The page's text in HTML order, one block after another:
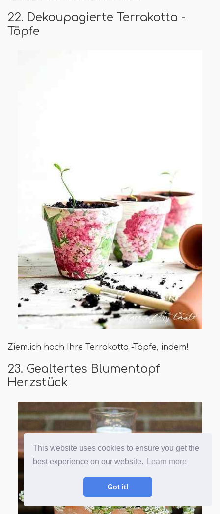
This website uses cookies to ensure you get the
best experience on our website.
Learn more
Got it!
22. Dekoupagierte Terrakotta -
Töpfe
Ziemlich hoch Ihre Terrakotta -Töpfe, indem!
23. Gealtertes Blumentopf
Herzstück